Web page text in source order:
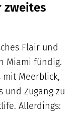
zweites
Flair und
Miami fündig.
mit Meerblick,
und Zugang zu
Allerdings: